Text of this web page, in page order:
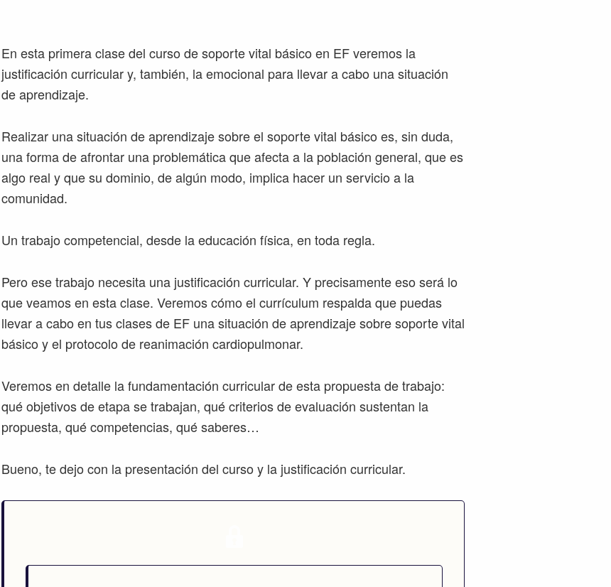
En esta primera clase del curso de soporte vital básico en EF veremos la
justificación curricular y, también, la emocional para llevar a cabo una situación
de aprendizaje.
Realizar una situación de aprendizaje sobre el soporte vital básico es, sin duda,
una forma de afrontar una problemática que afecta a la población general, que es
algo real y que su dominio, de algún modo, implica hacer un servicio a la
comunidad.
Un trabajo competencial, desde la educación física, en toda regla.
Pero ese trabajo necesita una justificación curricular. Y precisamente eso será lo
que veamos en esta clase. Veremos cómo el currículum respalda que puedas
llevar a cabo en tus clases de EF una situación de aprendizaje sobre soporte vital
básico y el protocolo de reanimación cardiopulmonar.
Veremos en detalle la fundamentación curricular de esta propuesta de trabajo:
qué objetivos de etapa se trabajan, qué criterios de evaluación sustentan la
propuesta, qué competencias, qué saberes…
Bueno, te dejo con la presentación del curso y la justificación curricular.